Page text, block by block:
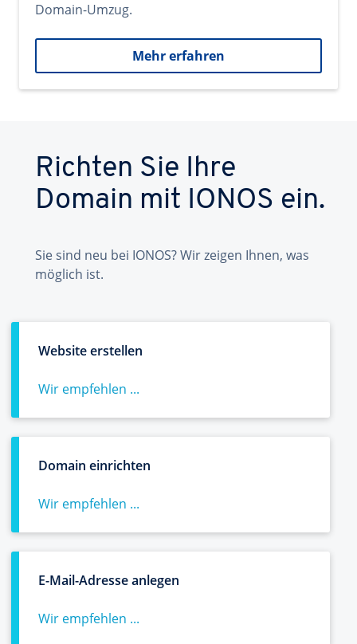
Domain-Umzug.
Mehr erfahren
Richten Sie Ihre
Domain mit IONOS ein.
Sie sind neu bei IONOS? Wir zeigen Ihnen, was
möglich ist.
Website erstellen
Wir empfehlen ...
Domain einrichten
Wir empfehlen ...
E-Mail-Adresse anlegen
Wir empfehlen ...